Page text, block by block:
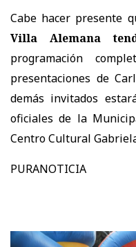
Cabe hacer presente
Villa Alemana
programación
presentaciones de
demás invitados
oficiales de la
Centro Cultural
PURANOTICIA